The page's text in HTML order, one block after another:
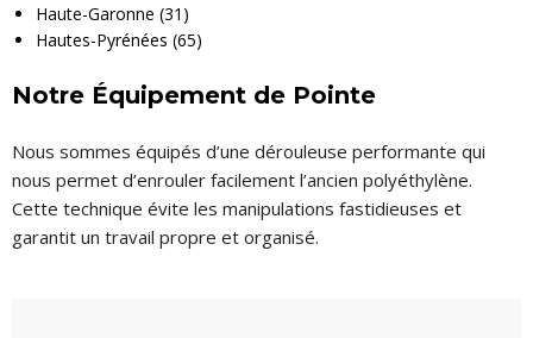
Haute-Garonne (31)
Hautes-Pyrénées (65)
Notre Équipement de Pointe
Nous sommes équipés d’une dérouleuse performante qui
nous permet d’enrouler facilement l’ancien polyéthylène.
Cette technique évite les manipulations fastidieuses et
garantit un travail propre et organisé.